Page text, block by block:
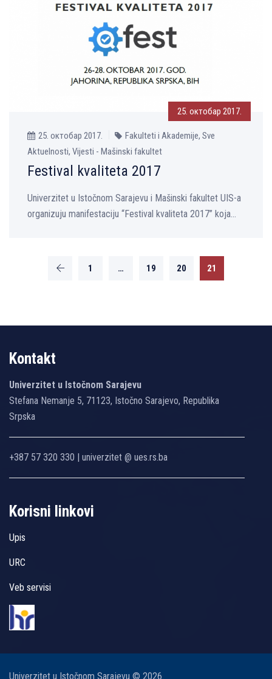
25. октобар 2017.
25. октобар 2017.
Fakulteti i Akademije, Sve
Aktuelnosti, Vijesti - Mašinski fakultet
Festival kvaliteta 2017
Univerzitet u Istočnom Sarajevu i Mašinski fakultet UIS-a
organizuju manifestaciju “Festival kvaliteta 2017” koja...
1 … 19 20 21
Kontakt
Univerzitet u Istočnom Sarajevu
Stefana Nemanje 5, 71123, Istočno Sarajevo, Republika
Srpska
+387 57 320 330 | univerzitet @ ues.rs.ba
Korisni linkovi
Upis
URC
Veb servisi
Univerzitet u Istočnom Sarajevu © 2026.